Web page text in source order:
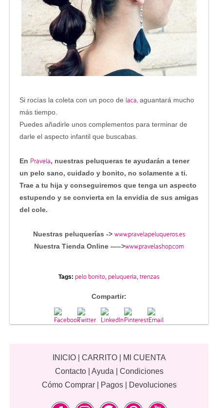
Si rocías la coleta con un poco de laca, aguantará mucho
más tiempo.
Puedes añadirle unos complementos para terminar de
darle el aspecto infantil que buscabas.
En Pravela, nuestras peluqueras te ayudarán a tener
un pelo sano, cuidado y bonito, no solamente a ti.
Trae a tu hija y conseguiremos que tenga un aspecto
estupendo y se convierta en la envidia de sus amigas
del cole.
Nuestras peluquerías -> www.pravelapeluqueros.es
Nuestra Tienda Online —–>www.pravelashop.com
Tags: pelo bonito, peluquería, trenzas
Compartir:
INICIO| CARRITO|
MI CUENTA
Contacto| Ayuda| Condiciones
Cómo Comprar| Pagos| Devoluciones